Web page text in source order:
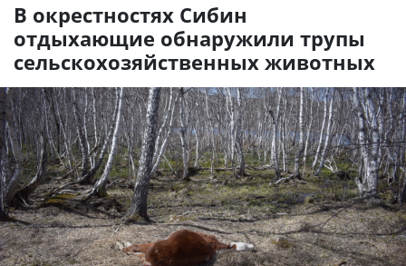
В окрестностях Сибин
отдыхающие обнаружили трупы
сельскохозяйственных животных